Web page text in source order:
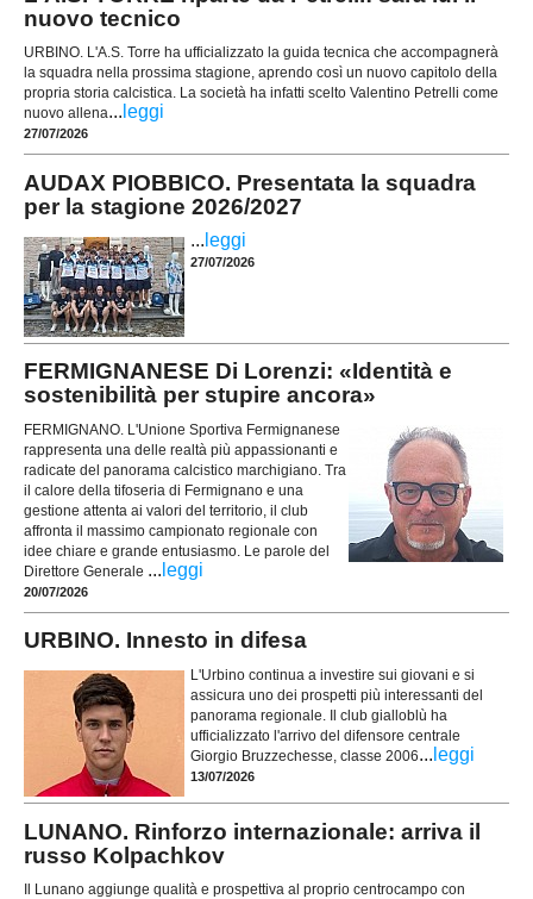
nuovo tecnico
URBINO. L'A.S. Torre ha ufficializzato la guida tecnica che accompagnerà
la squadra nella prossima stagione, aprendo così un nuovo capitolo della
propria storia calcistica. La società ha infatti scelto Valentino Petrelli come
nuovo allena... leggi
27/07/2026
AUDAX PIOBBICO. Presentata la squadra
per la stagione 2026/2027
... leggi
27/07/2026
FERMIGNANESE Di Lorenzi: «Identità e
sostenibilità per stupire ancora»
FERMIGNANO. L'Unione Sportiva Fermignanese
rappresenta una delle realtà più appassionanti e
radicate del panorama calcistico marchigiano. Tra
il calore della tifoseria di Fermignano e una
gestione attenta ai valori del territorio, il club
affronta il massimo campionato regionale con
idee chiare e grande entusiasmo. Le parole del
Direttore Generale ... leggi
20/07/2026
URBINO. Innesto in difesa
L'Urbino continua a investire sui giovani e si
assicura uno dei prospetti più interessanti del
panorama regionale. Il club gialloblù ha
ufficializzato l'arrivo del difensore centrale
Giorgio Bruzzechesse, classe 2006... leggi
13/07/2026
LUNANO. Rinforzo internazionale: arriva il
russo Kolpachkov
Il Lunano aggiunge qualità e prospettiva al proprio centrocampo con